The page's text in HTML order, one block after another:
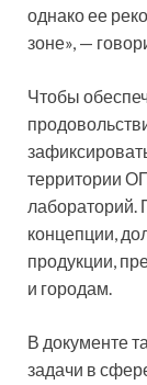
однако ее
зоне», —
Чтобы
территории
лабораторий.
концепции,
продукции,
и городам.
В документе
задачи в